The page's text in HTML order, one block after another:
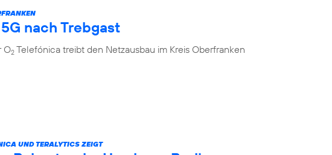
nach Trebgast
O2 Telefónica treibt den Netzausbau im Kreis Oberfranken
UND TERALYTICS ZEIGT